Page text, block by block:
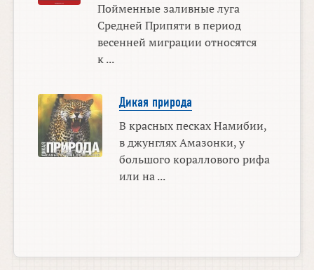
Пойменные заливные луга
Средней Припяти в период
весенней миграции относятся
к ...
Дикая природа
В красных песках Намибии,
в джунглях Амазонки, у
большого кораллового рифа
или на ...